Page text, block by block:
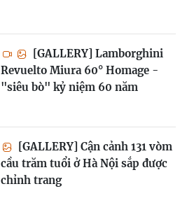
[GALLERY] Lamborghini
Revuelto Miura 60° Homage -
"siêu bò" kỷ niệm 60 năm
[GALLERY] Cận cảnh 131 vòm
cầu trăm tuổi ở Hà Nội sắp được
chỉnh trang